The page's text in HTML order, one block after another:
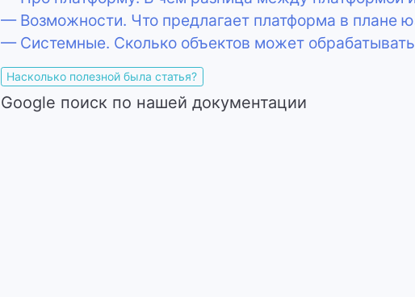
— Возможности. Что предлагает платформа в плане
— Системные. Сколько объектов может
Насколько полезной была статья?
Google поиск по нашей документации